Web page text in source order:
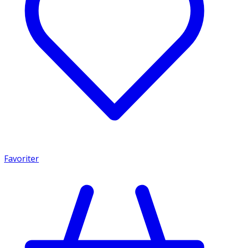
Favoriter